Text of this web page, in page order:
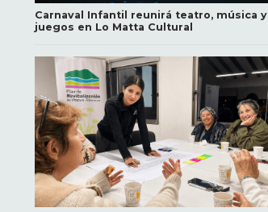
Carnaval Infantil reunirá teatro, música y
juegos en Lo Matta Cultural